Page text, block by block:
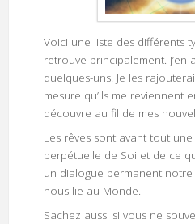
Voici une liste des différents
retrouve principalement. J’en
quelques-uns. Je les
mesure qu’ils me reviennent
découvre au fil de mes
Les rêves sont avant tout
perpétuelle de Soi et de ce
un dialogue permanent
nous lie au Monde.
Sachez aussi si vous ne